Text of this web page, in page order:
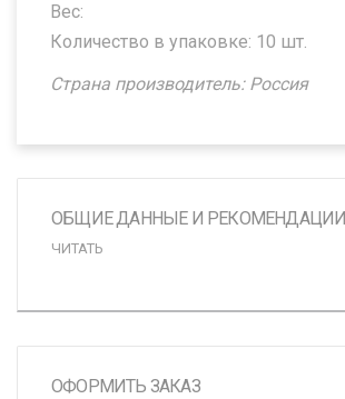
Вес:
Количество в упаковке: 10 шт.
Страна производитель: Россия
ОБЩИЕ ДАННЫЕ И РЕКОМЕНДАЦИИ
ЧИТАТЬ
ОФОРМИТЬ ЗАКАЗ